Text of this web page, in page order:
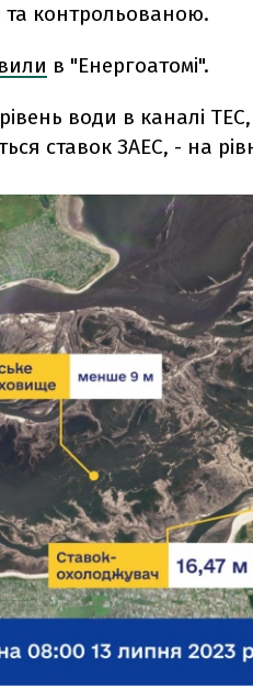
та контрольованою.
в "Енергоатомі".
води в каналі ТЕС,
ставок ЗАЕС, - на